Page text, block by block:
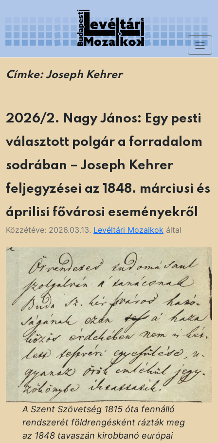
content
Címke:Joseph Kehrer
2026/2. Nagy János: Egy pesti
választott polgár a forradalom
sodrában – Joseph Kehrer
feljegyzései az 1848. márciusi és
áprilisi fővárosi eseményekről
Közzétéve: 2026.03.13. Levéltári Mozaikok által
A Szent Szövetség 1815 óta fennálló
rendszerét földrengésként rázták meg
az 1848 tavaszán kirobbanó európai